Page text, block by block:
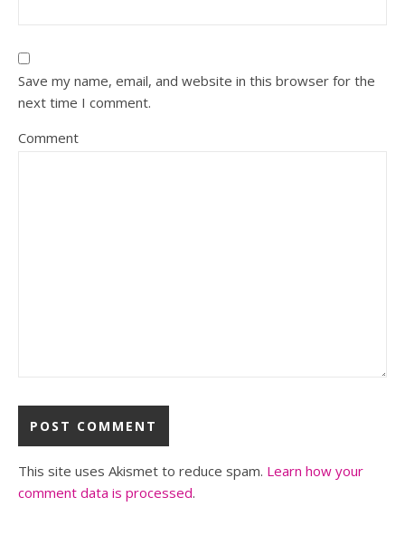
Save my name, email, and website in this browser for the
next time I comment.
Comment
This site uses Akismet to reduce spam. Learn how your
comment data is processed.